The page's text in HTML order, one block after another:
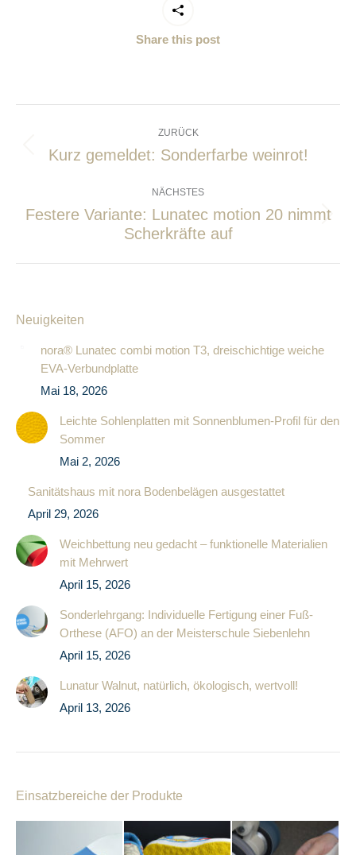
Share this post
Kommentarnavigation
ZURÜCK
Vorheriger
Kurz gemeldet: Sonderfarbe weinrot!
NÄCHSTES
Nächster
Beitrag:
Festere Variante: Lunatec motion 20 nimmt
Scherkräfte auf
Neuigkeiten
nora® Lunatec combi motion T3, dreischichtige weiche
EVA-Verbundplatte
Mai 18, 2026
Leichte Sohlenplatten mit Sonnenblumen-Profil für den
Sommer
Mai 2, 2026
Sanitätshaus mit nora Bodenbelägen ausgestattet
April 29, 2026
Weichbettung neu gedacht – funktionelle Materialien
mit Mehrwert
April 15, 2026
Sonderlehrgang: Individuelle Fertigung einer Fuß-
Orthese (AFO) an der Meisterschule Siebenlehn
April 15, 2026
Lunatur Walnut, natürlich, ökologisch, wertvoll!
April 13, 2026
Einsatzbereiche der Produkte